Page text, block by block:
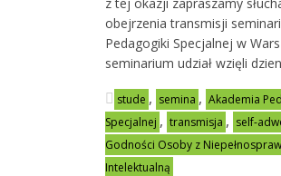
obejrzenia transmisji
Pedagogiki Specjalnej w
seminarium udział wzięli
stude , semina , Akademia
Specjalnej , transmisja , self-
Godności Osoby z
Intelektualną